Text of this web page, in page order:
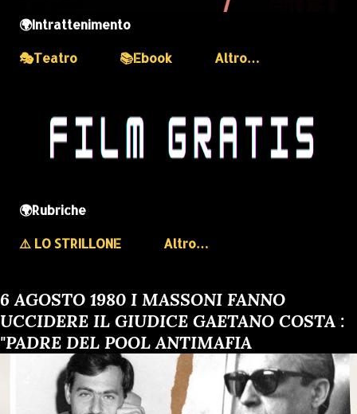
🌍Intrattenimento
🎭Teatro
📚Ebook Altro…
🌍Rubriche
⚠️ LO STRILLONE
Altro…
6 AGOSTO 1980 I MASSONI FANNO
UCCIDERE IL GIUDICE GAETANO COSTA :
"PADRE DEL POOL ANTIMAFIA